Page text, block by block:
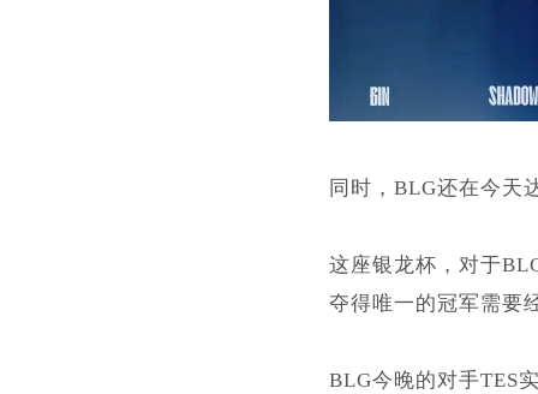
同时，BLG还在今天
这座银龙杯，对于
夺得唯一的冠军需要
BLG今晚的对手TES